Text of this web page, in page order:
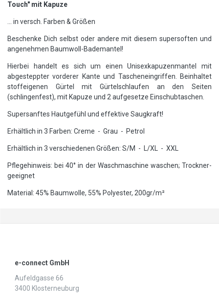
Touch" mit Kapuze
... in versch. Farben & Größen
Beschenke Dich selbst oder andere mit diesem supersoften und
angenehmen Baumwoll-Bademantel!
Hierbei handelt es sich um einen Unisexkapuzenmantel mit
abgesteppter vorderer Kante und Tascheneingriffen. Beinhaltet
stoffeigenen Gürtel mit Gürtelschlaufen an den Seiten
(schlingenfest), mit Kapuze und 2 aufgesetze Einschubtaschen.
Supersanftes Hautgefühl und effektive Saugkraft!
Erhältlich in 3 Farben: Creme - Grau - Petrol
Erhältlich in 3 verschiedenen Größen: S/M - L/XL - XXL
Pflegehinweis: bei 40° in der Waschmaschine waschen; Trockner-
geeignet
Material: 45% Baumwolle, 55% Polyester, 200gr/m²
e-connect GmbH
Aufeldgasse 66
3400 Klosterneuburg